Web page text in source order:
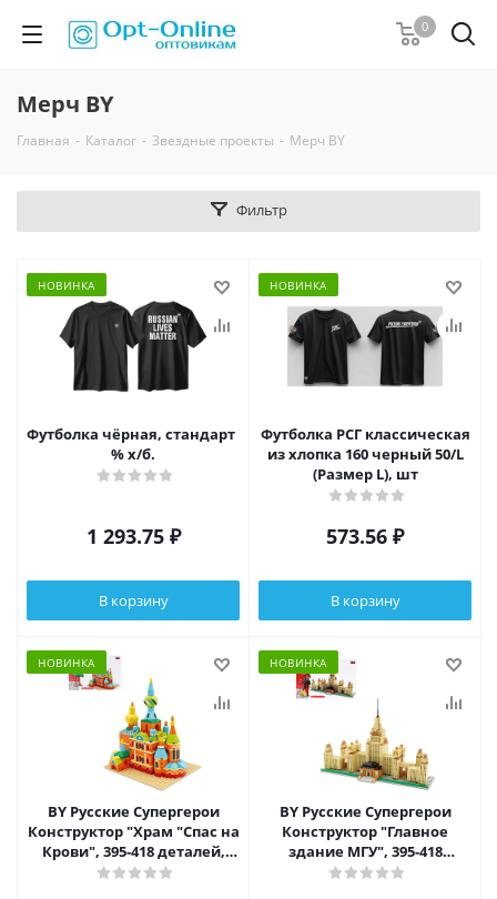
0
Мерч BY
Главная - Каталог - Звездные проекты - Мерч BY
Фильтр
НОВИНКА
Футболка чёрная, стандарт "RUSSIAN LIVES MATTER", размер
% х/б.
1 293.75₽
В корзину
НОВИНКА
Футболка РСГ классическая
из хлопка 160 черный 50/L
(Размер L), шт
573.56 ₽
В корзину
НОВИНКА
BY Русские Супергерои
Конструктор "Храм "Спас на
Крови", 395-418 деталей,
ABS, 30х20х6см
НОВИНКА
BY Русские Супергерои
Конструктор "Главное
здание МГУ", 395-418
деталей, ABS, 30х20х6см